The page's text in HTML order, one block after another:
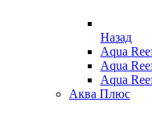
Назад
Aqua
Aqua
Aqua
Аква Плюс